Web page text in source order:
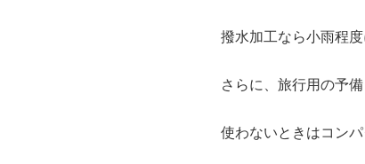
撥水加工なら小雨程
さらに、旅行用の予
使わないときはコン